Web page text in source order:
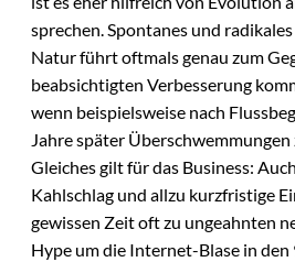
sprechen. Spontanes und
Natur führt oftmals genau zum
beabsichtigten Verbesserung
wenn beispielsweise nach
Jahre später
Gleiches gilt für das Business:
Kahlschlag und allzu kurzfristige
gewissen Zeit oft zu ungeahnten
Hype um die Internet-Blase in den